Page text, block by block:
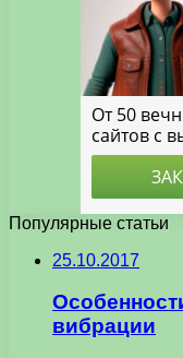
Популярные статьи
25.10.2017
вибрации